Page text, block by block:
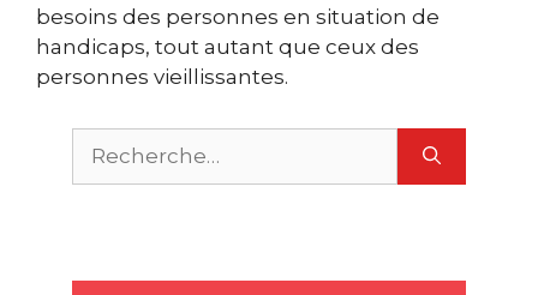
besoins des personnes en situation de
handicaps, tout autant que ceux des
personnes vieillissantes.
n